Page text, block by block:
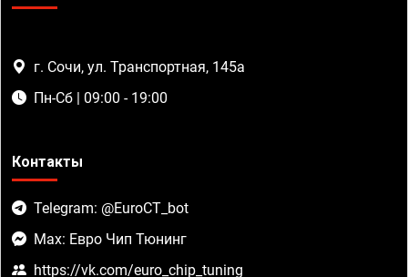
г. Сочи, ул. Транспортная, 145а
Пн-Сб | 09:00 - 19:00
Контакты
Telegram: @EuroCT_bot
Max: Евро Чип Тюнинг
https://vk.com/euro_chip_tuning